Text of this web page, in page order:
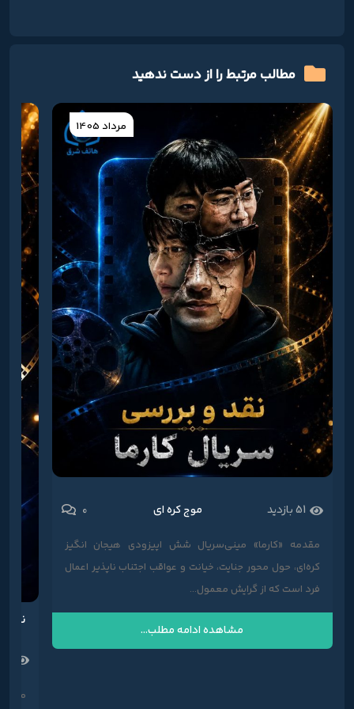
مطالب مرتبط را از دست ندهید
مرداد 1405
51 بازدید موج کره ای 0
مقدمه «کارما» مینی‌سریال شش اپیزودی هیجان انگیز
کره‌ای، حول محور جنایت، خیانت و عواقب اجتناب ناپذیر اعمال
فرد است که از گرایش معمول...
مشاهده ادامه مطلب...
نقد